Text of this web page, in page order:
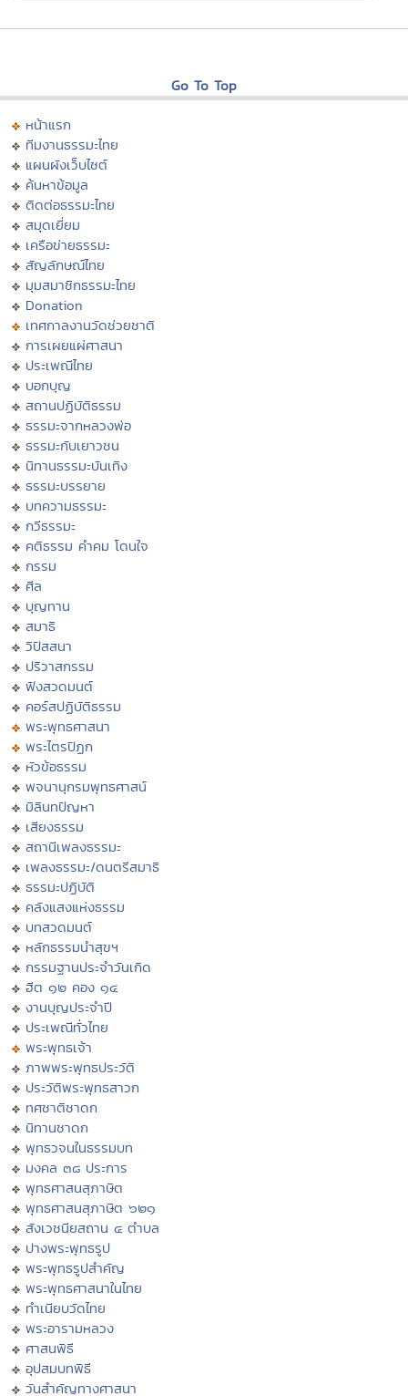
Go To Top
หน้าแรก
ทีมงานธรรมะไทย
แผนผังเว็บไซต์
ค้นหาข้อมูล
ติดต่อธรรมะไทย
สมุดเยี่ยม
เครือข่ายธรรมะ
สัญลักษณ์ไทย
มุมสมาชิกธรรมะไทย
Donation
เทศกาลงานวัดช่วยชาติ
การเผยแผ่ศาสนา
ประเพณีไทย
บอกบุญ
สถานปฏิบัติธรรม
ธรรมะจากหลวงพ่อ
ธรรมะกับเยาวชน
นิทานธรรมะบันเทิง
ธรรมะบรรยาย
บทความธรรมะ
กวีธรรมะ
คติธรรม คำคม โดนใจ
กรรม
ศีล
บุญทาน
สมาธิ
วิปัสสนา
ปริวาสกรรม
ฟังสวดมนต์
คอร์สปฏิบัติธรรม
พระพุทธศาสนา
พระไตรปิฏก
หัวข้อธรรม
พจนานุกรมพุทธศาสน์
มิลินทปัญหา
เสียงธรรม
สถานีเพลงธรรมะ
เพลงธรรมะ/ดนตรีสมาธิ
ธรรมะปฏิบัติ
คลังแสงแห่งธรรม
บทสวดมนต์
หลักธรรมนำสุขฯ
กรรมฐานประจำวันเกิด
ฮีต ๑๒ คอง ๑๔
งานบุญประจำปี
ประเพณีทั่วไทย
พระพุทธเจ้า
ภาพพระพุทธประวัติ
ประวัติพระพุทธสาวก
ทศชาติชาดก
นิทานชาดก
พุทธวจนในธรรมบท
มงคล ๓๘ ประการ
พุทธศาสนสุภาษิต
พุทธศาสนสุภาษิต ๖๒๑
สังเวชนียสถาน ๔ ตำบล
ปางพระพุทธรูป
พระพุทธรูปสำคัญ
พระพุทธศาสนาในไทย
ทำเนียบวัดไทย
พระอารามหลวง
ศาสนพิธี
อุปสมบทพิธี
วันสำคัญทางศาสนา